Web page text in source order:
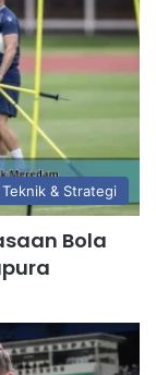
Teknik & Strategi
Bola